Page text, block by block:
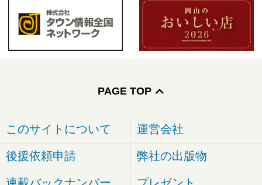
PAGE TOP
このサイトについて 運営会社
後援依頼申請 弊社の出版物